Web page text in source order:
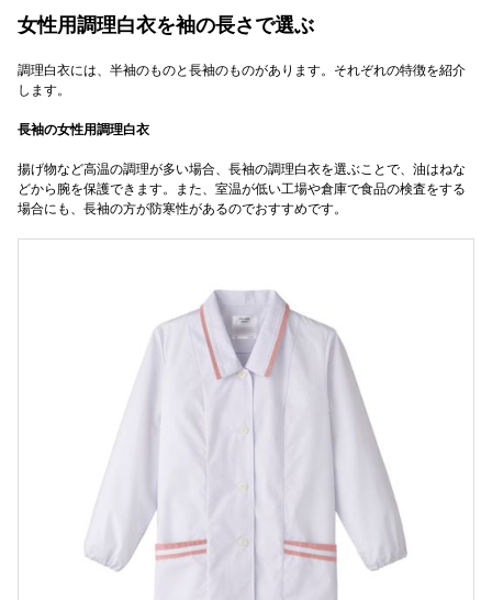
女性用調理白衣を袖の長さで選ぶ
調理白衣には、半袖のものと長袖のものがあります。それぞれの特徴を紹介
します。
長袖の女性用調理白衣
揚げ物など高温の調理が多い場合、長袖の調理白衣を選ぶことで、油はねな
どから腕を保護できます。また、室温が低い工場や倉庫で食品の検査をする
場合にも、長袖の方が防寒性があるのでおすすめです。